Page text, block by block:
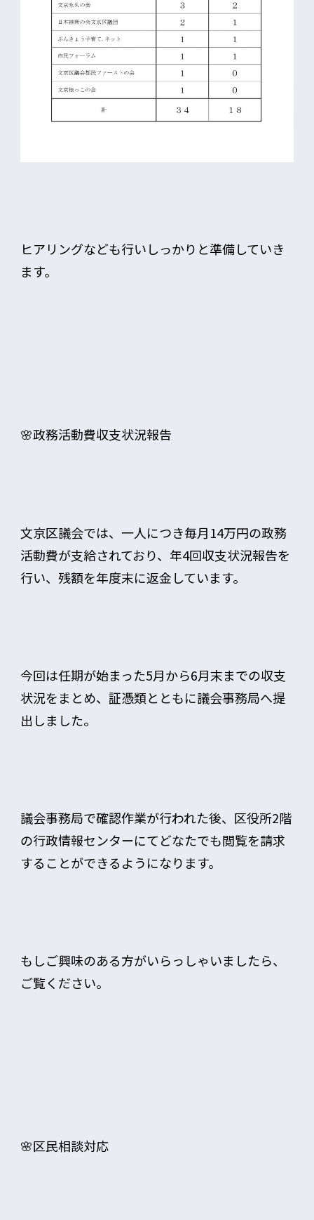
ヒアリングなども行いしっかりと準備していき
ます。
🌸政務活動費収支状況報告
文京区議会では、一人につき毎月14万円の政務
活動費が支給されており、年4回収支状況報告を
行い、残額を年度末に返金しています。
今回は任期が始まった5月から6月末までの収支
状況をまとめ、証憑類とともに議会事務局へ提
出しました。
議会事務局で確認作業が行われた後、区役所2階
の行政情報センターにてどなたでも閲覧を請求
することができるようになります。
もしご興味のある方がいらっしゃいましたら、
ご覧ください。
🌸区民相談対応